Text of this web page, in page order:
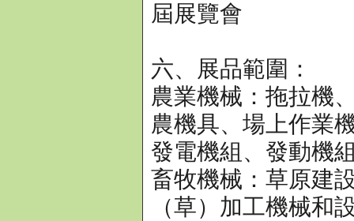
屆展覽會
六、展品範圍：
農業機械：拖拉機
農機具、場上作業
發電機組、發動機
畜牧機械：草原建
（草）加工機械和